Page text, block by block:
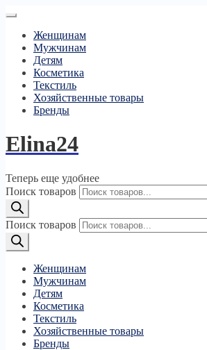
Женщинам
Мужчинам
Детям
Косметика
Текстиль
Хозяйственные товары
Бренды
Elina24
Теперь еще удобнее
Поиск товаров
Поиск товаров
Женщинам
Мужчинам
Детям
Косметика
Текстиль
Хозяйственные товары
Бренды